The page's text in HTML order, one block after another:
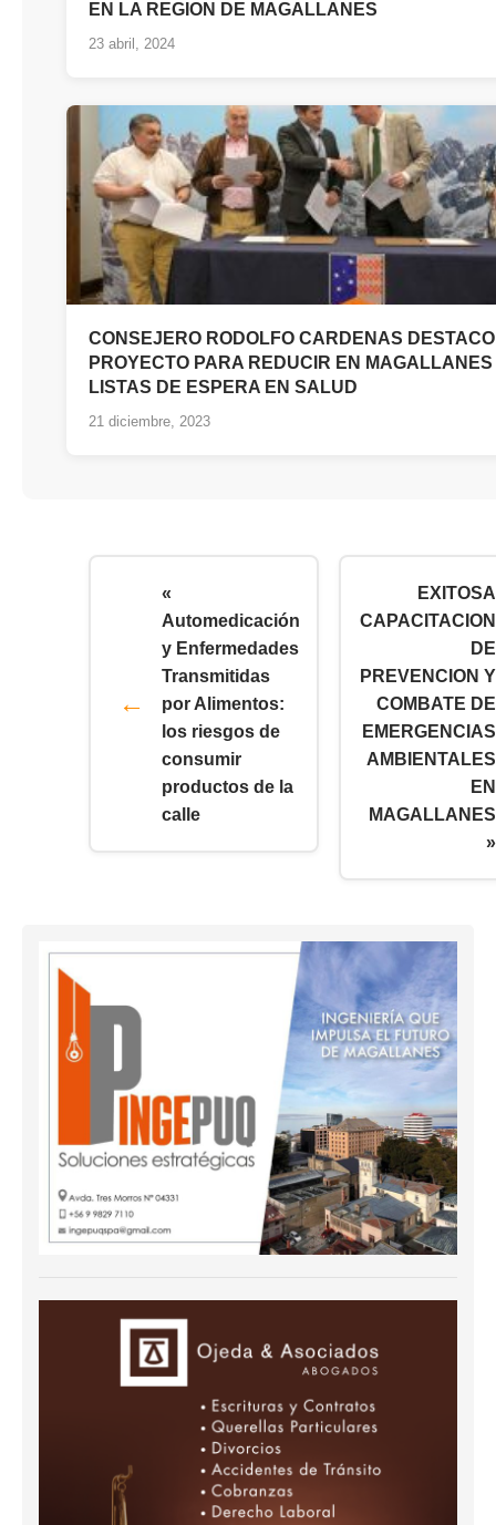
EN LA REGION DE MAGALLANES
23 abril, 2024
CONSEJERO RODOLFO CARDENAS DESTACO
PROYECTO PARA REDUCIR EN
LISTAS DE ESPERA EN SALUD
21 diciembre, 2023
«
Automedicación
y Enfermedades
Transmitidas
por Alimentos:
los riesgos de
consumir
productos de la
calle
EXITOSA
CAPACITACION
DE
PREVENCION Y
COMBATE DE
EMERGENCIAS
AMBIENTALES
EN
MAGALLANES
»